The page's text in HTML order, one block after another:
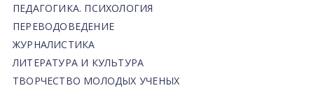
ПЕДАГОГИКА. ПСИХОЛОГИЯ
ПЕРЕВОДОВЕДЕНИЕ
ЖУРНАЛИСТИКА
ЛИТЕРАТУРА И КУЛЬТУРА
ТВОРЧЕСТВО МОЛОДЫХ УЧЕНЫХ